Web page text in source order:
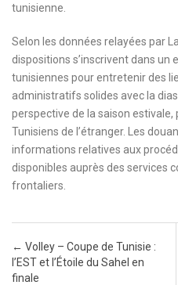
tunisienne.
Selon les données relayées par
dispositions s’inscrivent dans
tunisiennes pour entretenir des
administratifs solides avec la
perspective de la saison
Tunisiens de l’étranger. Les
informations relatives aux
disponibles auprès des services
frontaliers.
Post navigation
← Volley – Coupe de Tunisie :
l’EST et l’Étoile du Sahel en
finale